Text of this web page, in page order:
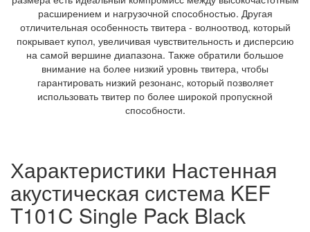
расширением и нагрузочной способностью. Другая
отличительная особенность твитера - волноотвод, который
покрывает купол, увеличивая чувствительность и дисперсию
на самой вершине диапазона. Также обратили большое
внимание на более низкий уровнь твитера, чтобы
гарантировать низкий резонанс, который позволяет
использовать твитер по более широкой пропускной
способности.
Характеристики Настенная
акустическая система KEF
T101C Single Pack Black